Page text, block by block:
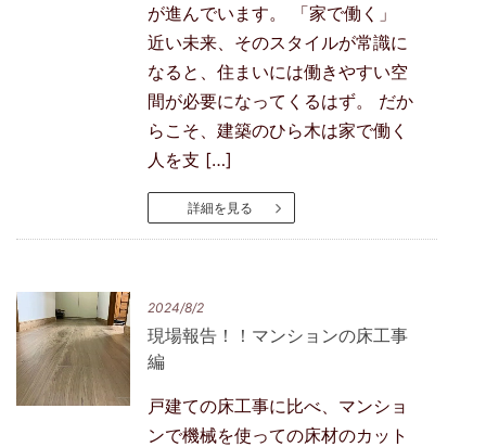
が進んでいます。 「家で働く」
近い未来、そのスタイルが常識に
なると、住まいには働きやすい空
間が必要になってくるはず。 だか
らこそ、建築のひら木は家で働く
人を支 […]
詳細を見る
2024/8/2
現場報告！！マンションの床工事
編
戸建ての床工事に比べ、マンショ
ンで機械を使っての床材のカット